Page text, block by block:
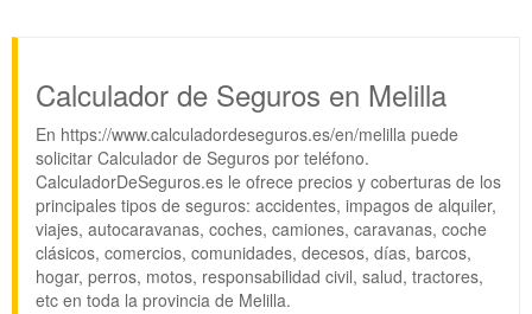
Calculador de Seguros en Melilla
En https://www.calculadordeseguros.es/en/melilla puede
solicitar Calculador de Seguros por teléfono.
CalculadorDeSeguros.es le ofrece precios y coberturas de los
principales tipos de seguros: accidentes, impagos de alquiler,
viajes, autocaravanas, coches, camiones, caravanas, coche
clásicos, comercios, comunidades, decesos, días, barcos,
hogar, perros, motos, responsabilidad civil, salud, tractores,
etc en toda la provincia de Melilla.